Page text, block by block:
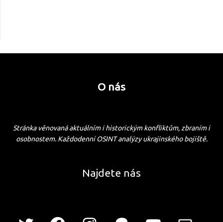
O nás
Stránka věnovaná aktuálním i historickým konfliktům, zbraním i
osobnostem. Každodenní OSINT analýzy ukrajinského bojiště.
Najdete nás